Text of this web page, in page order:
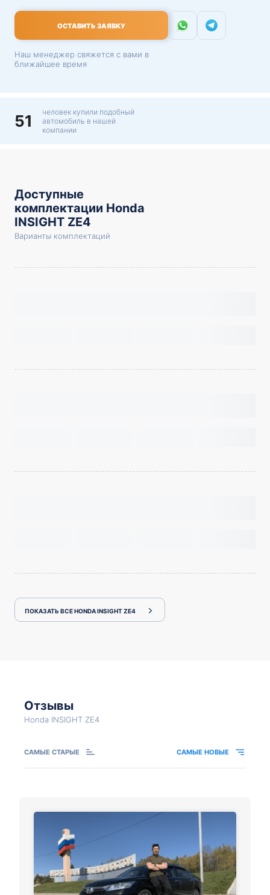
ОСТАВИТЬ ЗАЯВКУ
Наш менеджер свяжется с вами в
ближайшее время
51
человек купили подобный
автомобиль в нашей
компании
Доступные
комплектации Honda
INSIGHT ZE4
Варианты комплектаций
ПОКАЗАТЬ ВСЕ HONDA INSIGHT ZE4
Отзывы
Honda INSIGHT ZE4
САМЫЕ СТАРЫЕ САМЫЕ НОВЫЕ